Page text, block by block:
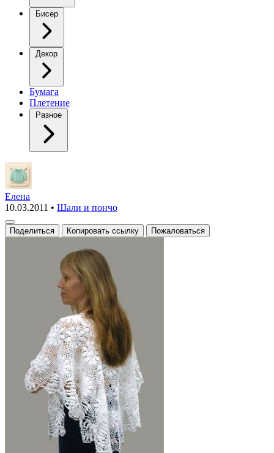
Бисер
Декор
Бумага
Плетение
Разное
Пончо
«Белые
ромашки»
Елена
10.03.2011 • Шали и пончо
Поделиться Копировать ссылку Пожаловаться